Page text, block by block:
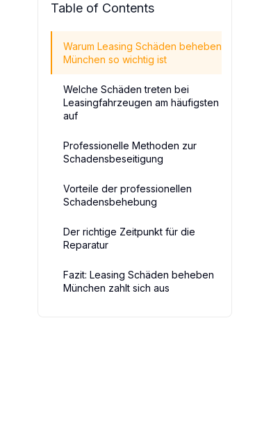
Table of Contents
Warum Leasing Schäden beheben
München so wichtig ist
Welche Schäden treten bei
Leasingfahrzeugen am häufigsten
auf
Professionelle Methoden zur
Schadensbeseitigung
Vorteile der professionellen
Schadensbehebung
Der richtige Zeitpunkt für die
Reparatur
Fazit: Leasing Schäden beheben
München zahlt sich aus